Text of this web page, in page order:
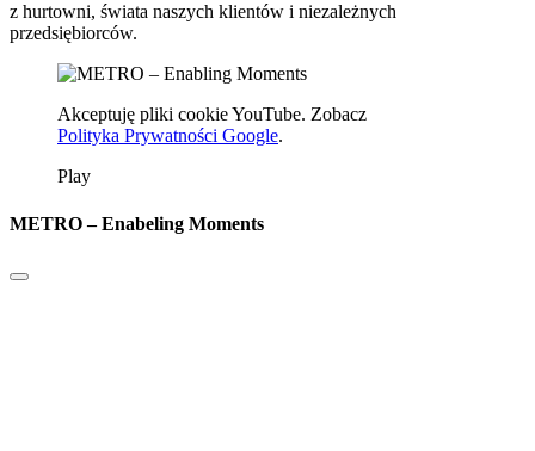
z hurtowni, świata naszych klientów i niezależnych
przedsiębiorców.
Akceptuję pliki cookie YouTube. Zobacz
Polityka Prywatności Google.
Play
METRO – Enabeling Moments